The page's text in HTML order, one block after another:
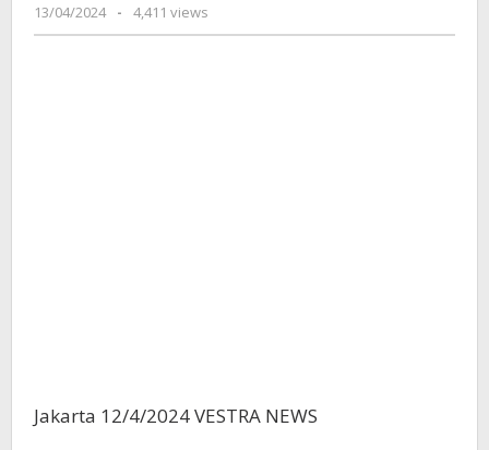
yang
13/04/2024
oleh
Pimpinan
- 4,411 views
Jakarta 12/4/2024 VESTRA NEWS